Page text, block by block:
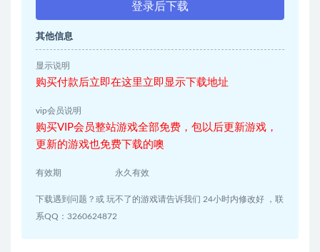
登录后下载
其他信息
显示说明
购买付款后立即在这里立即显示下载地址
vip会员说明
购买VIP会员整站游戏全部免费，包以后更新游戏，
更新的游戏也免费下载的噢
有效期 永久有效
下载遇到问题？或 玩不了的游戏请告诉我们 24小时内修改好 ，联
系QQ：3260624872